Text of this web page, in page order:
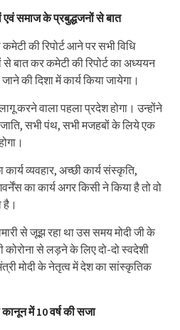
समाज के प्रबुद्धजनों से बात
की रिपोर्ट आने पर सभी विधि
बात कर कमेटी की रिपोर्ट का अध्ययन
की दिशा में कार्य किया जायेगा।
करने वाला पहला प्रदेश होगा। उन्होंने
सभी पंथ, सभी मजहबों के लिये एक
व्यवहार, अच्छी कार्य संस्कृति,
का कार्य अगर किसी ने किया है तो वो
है।
से जूझ रहा था उस समय मोदी जी के
कोरोना से लड़ने के लिए दो-दो स्वदेशी
मोदी के नेतृत्व में देश का सांस्कृतिक
में 10 वर्ष की सजा